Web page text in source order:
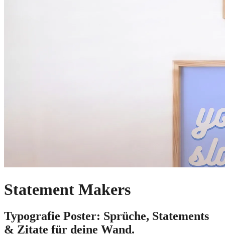
Statement Makers
Typografie Poster: Sprüche, Statements
& Zitate für deine Wand.